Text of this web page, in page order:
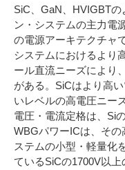
SiC、GaN、HVIGBT
ン・システムの主力電
の電源アーキテクチャ
システムにおけるより
ール直流ニーズにより
がある。SiCはより高
いレベルの高電圧ニー
電圧・電流定格は、Si
WBGパワーICは、そ
ステムの小型・軽量化
ているSiCの1700V以